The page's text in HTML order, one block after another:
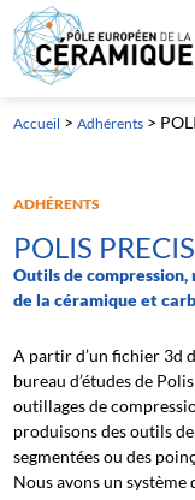
Accueil >Adhérents >
ADHÉRENTS
POLIS PRECIS
Outils de compression,
de la céramique et
A partir d’un fichier 3d
bureau d’études de
outillages de
produisons des outils
segmentées ou des
Nous avons un système